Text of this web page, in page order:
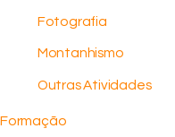
Fotografia
Montanhismo
Outras Atividades
Formação